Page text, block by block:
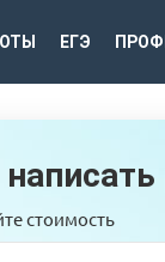
ЕГЭ
стоимость